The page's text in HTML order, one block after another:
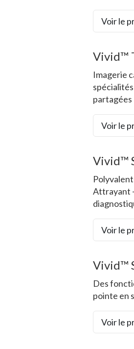
Voir le
Vivid™
Imagerie
partagées
Voir le
Vivid™
Attrayant
Voir le
Vivid™
Des
pointe en
Voir le